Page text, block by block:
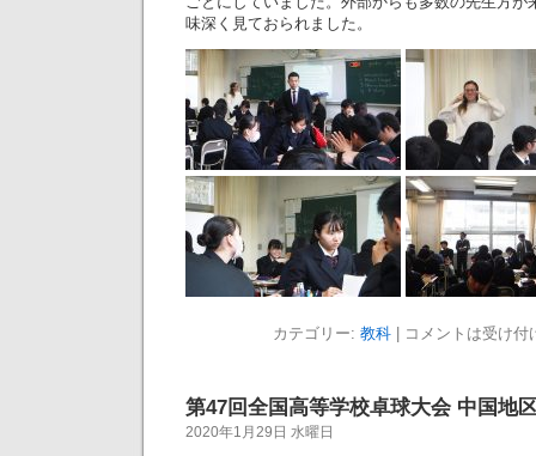
味深く見ておられました。
カテゴリー: 教科| コメントは受け付
第47回全国高等学校卓球大会 中国地
2020年1月29日 水曜日